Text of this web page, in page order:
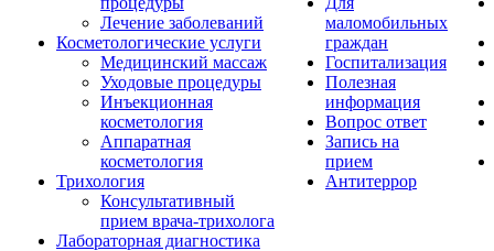
Лечение заболеваний
Косметологические услуги
Медицинский массаж
Уходовые процедуры
Инъекционная
косметология
Аппаратная
косметология
Трихология
Консультативный
прием врача-трихолога
Лабораторная диагностика
маломобильных
граждан
Госпитализация
Полезная
информация
Вопрос ответ
Запись на
прием
Антитеррор